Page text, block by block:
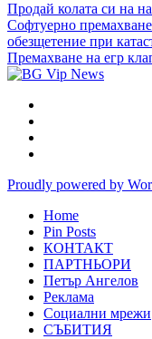
Продай колата си на
Софтуерно
обезщетение при
Премахване на егр
Proudly powered by
Home
Pin Posts
КОНТАКТ
ПАРТНЬОРИ
Петър Ангелов
Реклама
Социални мрежи
СЪБИТИЯ